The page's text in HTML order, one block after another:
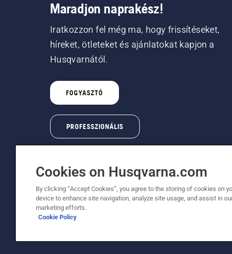
Maradjon naprakész!
Iratkozzon fel még ma, hogy frissítéseket,
híreket, ötleteket és ajánlatokat kapjon a
Husqvarnától.
FOGYASZTÓ
PROFESSZIONÁLIS
© Husqvarna AB (publ). Minden jog fenntartva.
A sütikkel kapcsolatos nyilatkozat
Cookies on Husqvarna.com
By clicking “Accept Cookies”, you agree to the storing of cookies on
device to enhance site navigation, analyze site usage, and assist in
marketing efforts.
Cookie Policy